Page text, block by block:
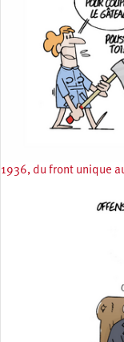
1936, du front unique